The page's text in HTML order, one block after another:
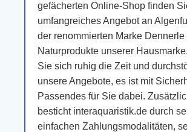
gefächerten Online-Shop finden
umfangreiches Angebot an
der renommierten Marke
Naturprodukte unserer
Sie sich ruhig die Zeit und
unsere Angebote, es ist mit
Passendes für Sie dabei.
besticht interaquaristik.de durch
einfachen Zahlungsmodalitäten,